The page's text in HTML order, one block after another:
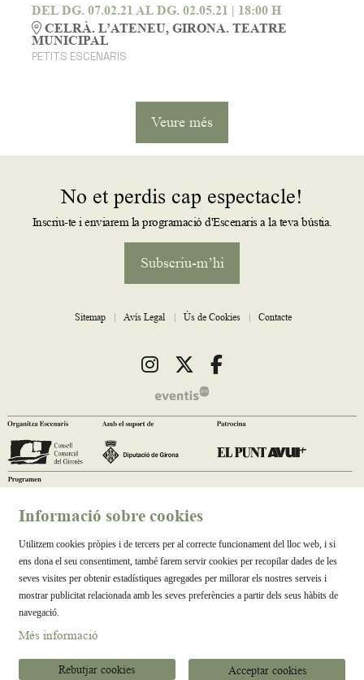
DEL DG. 07.02.21 AL DG. 02.05.21 | 18:00 H
CELRÀ. L’ATENEU, GIRONA. TEATRE
MUNICIPAL
PETITS ESCENARIS
Veure més
No et perdis cap espectacle!
Inscriu-te i enviarem la programació d'Escenaris a la teva bústia.
Subscriu-m’hi
Sitemap | Avís Legal | Ús de Cookies | Contacte
Link a instagram
Link a twitter
Link a facebook
Informació sobre cookies
Utilitzem cookies pròpies i de tercers per al correcte funcionament del lloc web, i si
ens dona el seu consentiment, també farem servir cookies per recopilar dades de les
seves visites per obtenir estadístiques agregades per millorar els nostres serveis i
mostrar publicitat relacionada amb les seves preferències a partir dels seus hàbits de
navegació.
Més informació
Acceptar cookies
Rebutjar cookies